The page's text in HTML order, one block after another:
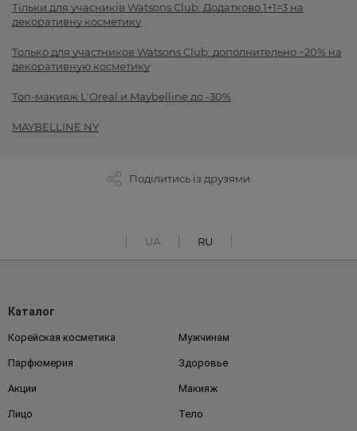
Тільки для учасників Watsons Club: Додатково 1+1=3 на
декоративну косметику
Только для участников Watsons Club: дополнительно −20% на
декоративную косметику
Топ-макияж L'Oreal и Maybelline до -30%
MAYBELLINE NY
Поділитись із друзями
UA RU
Каталог
Корейская косметика Мужчинам
Парфюмерия Здоровье
Акции Макияж
Лицо Тело